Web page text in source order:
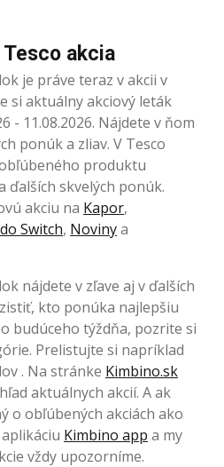
akcia
je práve teraz v akcii v
si aktuálny akciový leták
- 11.08.2026. Nájdete v ňom
ponúk a zliav. V Tesco
produktu
ďalších skvelých ponúk.
akciu na Kapor,
Switch, Novinya
nájdete v zľave aj v ďalších
kto ponúka najlepšiu
budúceho týždňa, pozrite si
Prelistujte si napríklad
. Na stránke Kimbino.sk
aktuálnych akcií. A ak
o obľúbených akciách ako
Kimbino app a my
vždy upozorníme.